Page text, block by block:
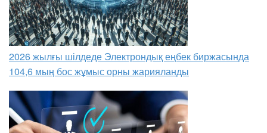
2026 жылғы шілдеде Электрондық еңбек биржасында
104,6 мың бос жұмыс орны жарияланды